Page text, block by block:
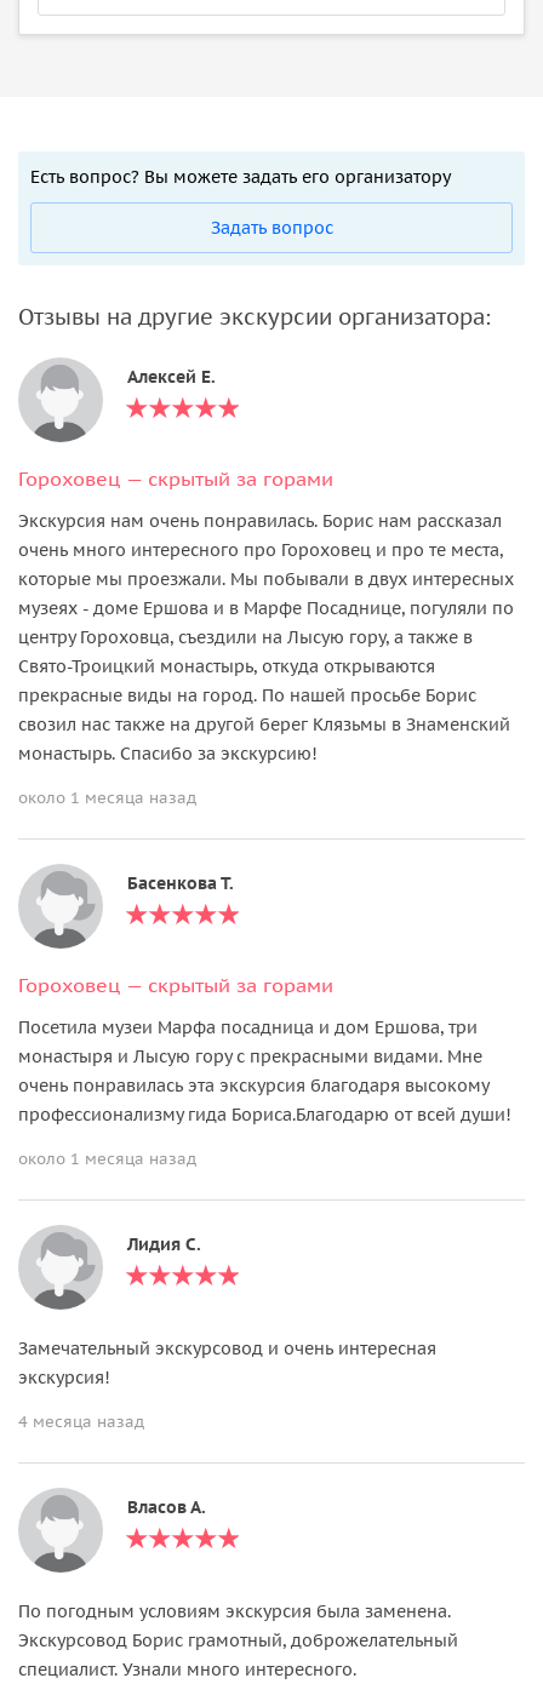
Есть вопрос? Вы можете задать его организатору
Задать вопрос
Отзывы на другие экскурсии организатора:
Алексей Е.
Гороховец — скрытый за горами
Экскурсия нам очень понравилась. Борис нам рассказал
очень много интересного про Гороховец и про те места,
которые мы проезжали. Мы побывали в двух интересных
музеях - доме Ершова и в Марфе Посаднице, погуляли по
центру Гороховца, съездили на Лысую гору, а также в
Свято-Троицкий монастырь, откуда открываются
прекрасные виды на город. По нашей просьбе Борис
свозил нас также на другой берег Клязьмы в Знаменский
монастырь. Спасибо за экскурсию!
около 1 месяца назад
Басенкова Т.
Гороховец — скрытый за горами
Посетила музеи Марфа посадница и дом Ершова, три
монастыря и Лысую гору с прекрасными видами. Мне
очень понравилась эта экскурсия благодаря высокому
профессионализму гида Бориса.Благодарю от всей души!
около 1 месяца назад
Лидия С.
Замечательный экскурсовод и очень интересная
экскурсия!
4 месяца назад
Власов А.
По погодным условиям экскурсия была заменена.
Экскурсовод Борис грамотный, доброжелательный
специалист. Узнали много интересного.